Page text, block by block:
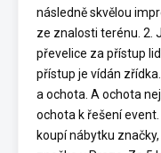
následně skvělou
ze znalosti terénu. 2.
převelice za přístup
přístup je vídán
a ochota. A ochota
ochota k řešení
koupí nábytku